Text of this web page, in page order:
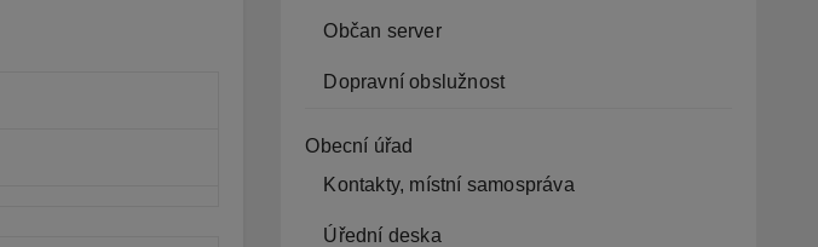
Občan server
Dopravní obslužnost
Obecní úřad
Kontakty, místní samospráva
Úřední deska